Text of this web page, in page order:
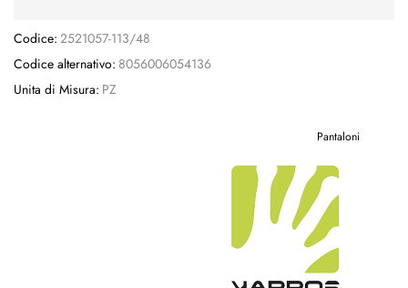
Codice: 2521057-113/48
Codice alternativo: 8056006054136
Unita di Misura: PZ
Pantaloni